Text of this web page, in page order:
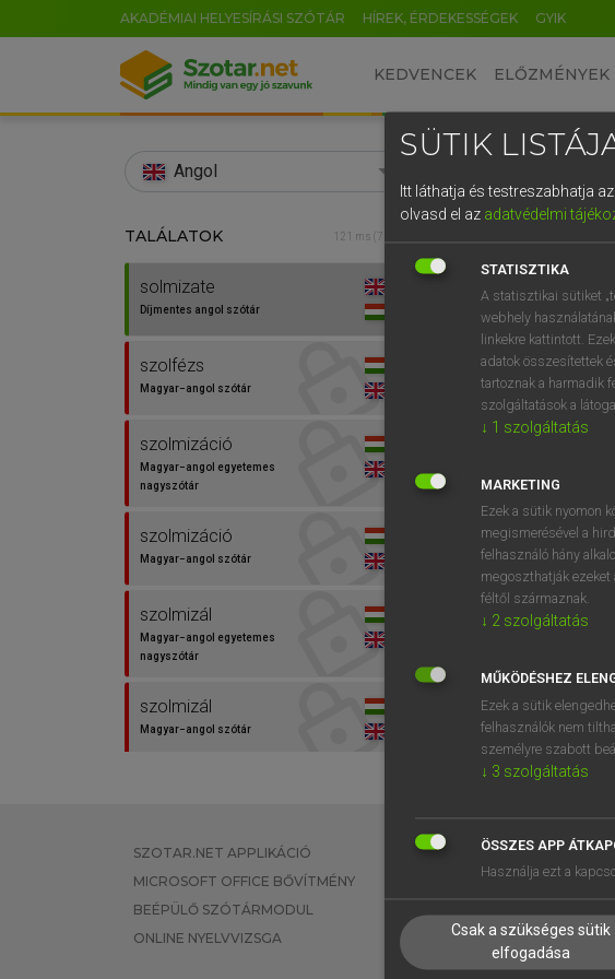
AKADÉMIAI HELYESÍRÁSI SZÓTÁR HÍREK, ÉRDEKESSÉGEK GYIK
KEDVENCEK ELŐZMÉNYEK
Angol
TALÁLATOK 121 ms (7 db)
solmizate
Díjmentes angol szótár
szolfézs
Magyar−angol szótár
szolmizáció
Magyar−angol egyetemes
nagyszótár
szolmizáció
Magyar−angol szótár
szolmizál
Magyar−angol egyetemes
nagyszótár
szolmizál
Magyar−angol szótár
Díjmentes
solmizate ige
⚲ solmizatekeresése
SZOTAR.NET APPLIKÁCIÓ
MICROSOFT OFFICE BŐVÍTMÉNY
BEÉPÜLŐ SZÓTÁRMODUL
ONLINE NYELVVIZSGA
EGYÉNI FELHASZNÁLÓKNAK
TANULÓKNAK
VÁLLALATI MEGOLDÁSOK
SÜTIK
Itt láthatja és testreszabhatja
olvasd el az adatvédelmi
STATISZTIKA
A statisztikai sütiket
webhely
linkekre kattintott.
adatok összesítettek
tartoznak a harmadik
szolgáltatások a
↓ 1 szolgáltatás
MARKETING
Ezek a sütik nyomon
megismerésével a
felhasználó hány
megoszthatják
féltől származnak.
↓ 2 szolgáltatás
MŰKÖDÉSHEZ
Ezek a sütik
felhasználók nem
személyre szabott
↓ 3 szolgáltatás
ÖSSZES APP
Használja ezt a
Csak a szükséges sütik
elfogadása
EN HU DE CN FR ES
0 1 2
q w
a s
í y